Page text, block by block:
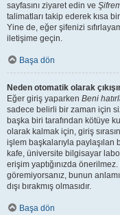
sayfasını ziyaret edin ve
talimatları takip ederek kısa
Yine de, eğer şifenizi
iletişime geçin.
Başa dön
Neden otomatik olarak
Eğer giriş yaparken Beni
sadece belirli bir zaman için
başka biri tarafından kötüye
olarak kalmak için, giriş
işlem başkalarıyla
kafe, üniversite bilgisayar
erişim yaptığınızda
göremiyorsanız, bunun
dışı bırakmış olmasıdır.
Başa dön